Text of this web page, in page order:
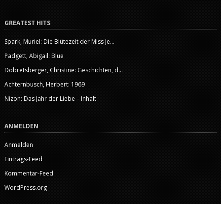
GREATEST HITS
Spark, Muriel: Die Blütezeit der Miss Je...
Padgett, Abigail: Blue
Dobretsberger, Christine: Geschichten, d...
Achternbusch, Herbert: 1969
Nizon: Das Jahr der Liebe – Inhalt
ANMELDEN
Anmelden
Eintrags-Feed
Kommentar-Feed
WordPress.org